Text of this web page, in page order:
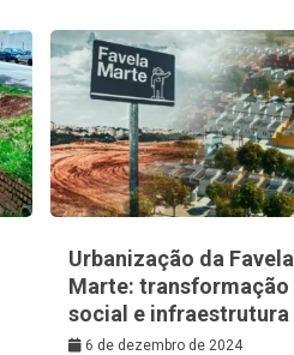
Urbanização da Favela
Marte: transformação
social e infraestrutura
6 de dezembro de 2024